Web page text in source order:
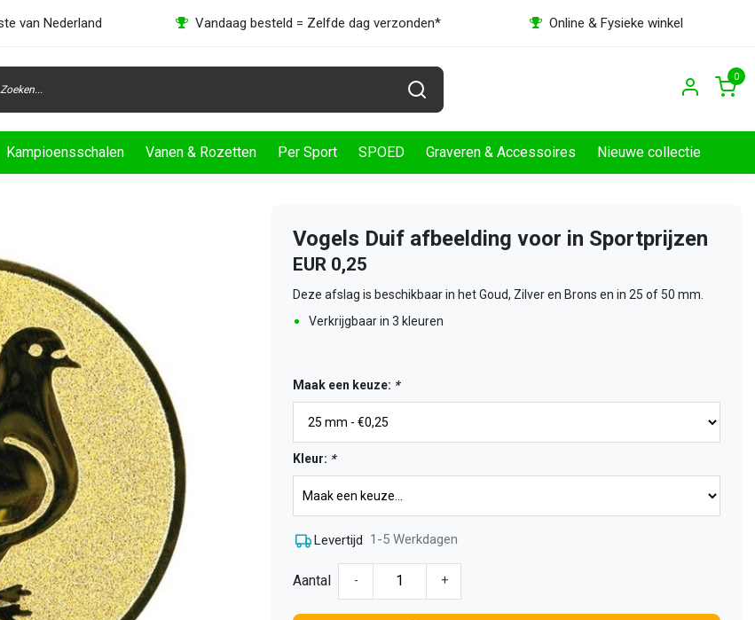
van Nederland Vandaag besteld = Zelfde dag verzonden* Online & Fysieke winkel
0
Kampioensschalen Vanen & Rozetten Per Sport SPOED Graveren & Accessoires Nieuwe collectie
Vogels Duif afbeelding voor in Sportprijzen
EUR 0,25
Deze afslag is beschikbaar in het Goud, Zilver en Brons en in 25 of 50 mm.
Verkrijgbaar in 3 kleuren
Maak een keuze: *
Kleur: *
Levertijd 1-5 Werkdagen
Aantal - +